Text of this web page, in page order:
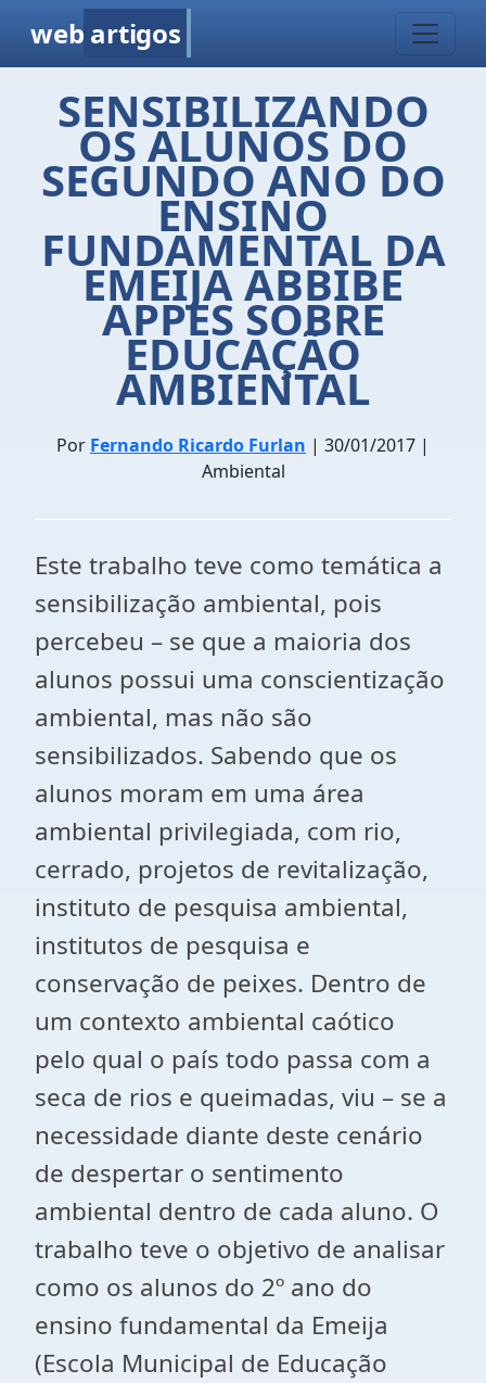
web artigos
SENSIBILIZANDO
OS ALUNOS DO
SEGUNDO ANO DO
ENSINO
FUNDAMENTAL DA
EMEIJA ABBIBE
APPES SOBRE
EDUCAÇÃO
AMBIENTAL
Por Fernando Ricardo Furlan | 30/01/2017 |
Ambiental
Este trabalho teve como temática a
sensibilização ambiental, pois
percebeu – se que a maioria dos
alunos possui uma conscientização
ambiental, mas não são
sensibilizados. Sabendo que os
alunos moram em uma área
ambiental privilegiada, com rio,
cerrado, projetos de revitalização,
instituto de pesquisa ambiental,
institutos de pesquisa e
conservação de peixes. Dentro de
um contexto ambiental caótico
pelo qual o país todo passa com a
seca de rios e queimadas, viu – se a
necessidade diante deste cenário
de despertar o sentimento
ambiental dentro de cada aluno. O
trabalho teve o objetivo de analisar
como os alunos do 2º ano do
ensino fundamental da Emeija
(Escola Municipal de Educação